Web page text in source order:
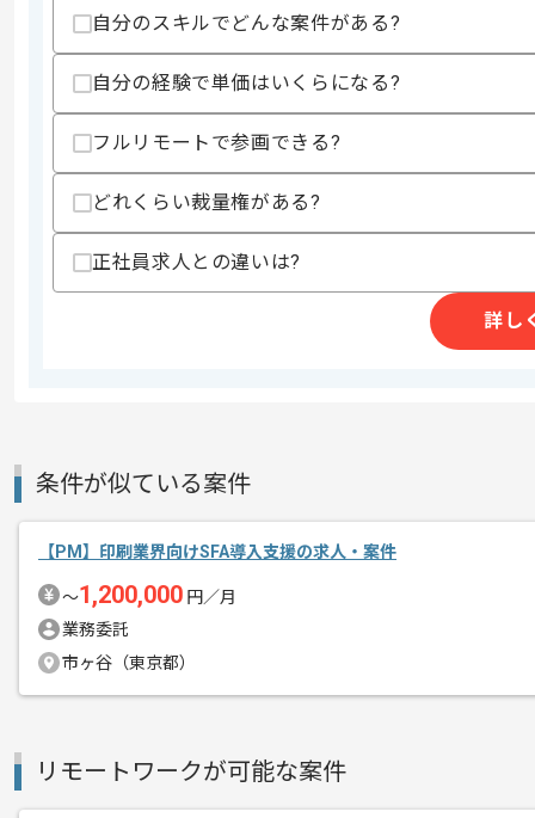
・Docker使用経験
・DWH構築経験
・GCPを用いたインフラ構築経験
歓迎スキル
・GAMの経験
・機械学習を用いたウェブアプリの開
・PMBOK保有者尚可
スキルに不安がある方へ
上記に似た経験やスキルをお持ちであれば申
支払いサイト
その他募集要項
募集人数
エージェントからのコ
多角的に事業を展開している企業です。
自分のスキルでどんな案件がある?
自分の経験で単価はいくらになる?
フルリモートで参画できる?
どれくらい裁量権がある?
正社員求人との違いは?
詳し
条件が似ている案件
【PM】印刷業界向けSFA導入支援の求人・案件
〜1,200,000 円／月
業務委託
市ヶ谷（東京都）
リモートワークが可能な案件